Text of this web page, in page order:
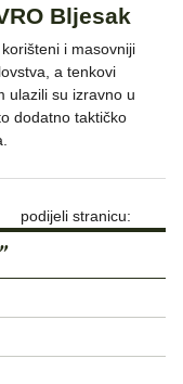
Bljesak
i masovniji
a tenkovi
ulazili su izravno u
dodatno taktičko
podijeli stranicu: